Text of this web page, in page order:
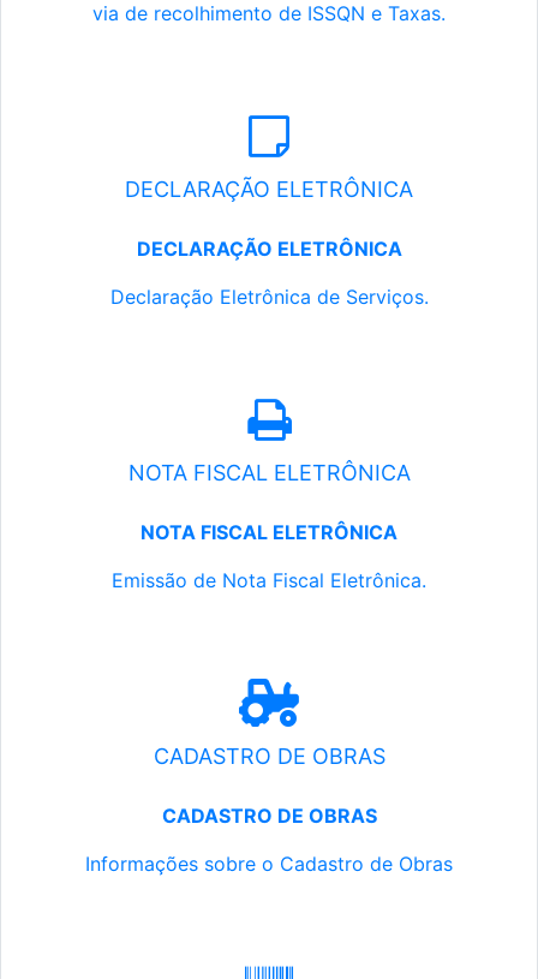
via de recolhimento de ISSQN e Taxas.
DECLARAÇÃO ELETRÔNICA
DECLARAÇÃO ELETRÔNICA
Declaração Eletrônica de Serviços.
NOTA FISCAL ELETRÔNICA
NOTA FISCAL ELETRÔNICA
Emissão de Nota Fiscal Eletrônica.
CADASTRO DE OBRAS
CADASTRO DE OBRAS
Informações sobre o Cadastro de Obras